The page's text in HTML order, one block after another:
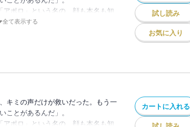
て…!?
アポロ」という名の、顔も本名も知
探していた。だがある日、有栖は進
イン役のしのぶの恋心も最高潮へ。
に葛藤する少女たちが導き出す答え
してステップアップするため、
……のはずが、イコと六花の関係に
山吹は2人を実家に呼び寄せ、楽曲
全て表示する
試し読み
お気に入り
キミの声だけが救いだった。もう一
ことがあるんだ」。
アポロ」という名の、顔も本名も知
カートに入れる